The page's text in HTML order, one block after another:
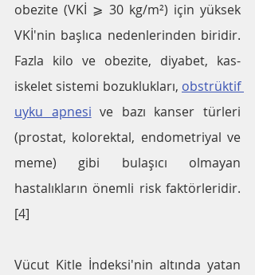
obezite (VKİ ⩾ 30 kg/m²) için yüksek
VKİ'nin başlıca nedenlerinden biridir.
Fazla kilo ve obezite, diyabet, kas-
iskelet sistemi bozuklukları, obstrüktif
uyku apnesi ve bazı kanser türleri
(prostat, kolorektal, endometriyal ve
meme) gibi bulaşıcı olmayan
hastalıkların önemli risk faktörleridir.
[4]
Vücut Kitle İndeksi'nin altında yatan